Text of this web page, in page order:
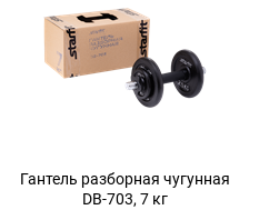
Гантель разборная чугунная
DB-703, 7 кг